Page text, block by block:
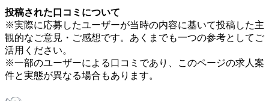
投稿された口コミについて
※実際に応募したユーザーが当時の内容に基いて投稿した主
観的なご意見・ご感想です。あくまでも一つの参考としてご
活用ください。
※一部のユーザーによる口コミであり、このページの求人案
件と実態が異なる場合もあります。